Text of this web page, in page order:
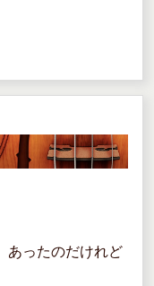
あったのだけれど